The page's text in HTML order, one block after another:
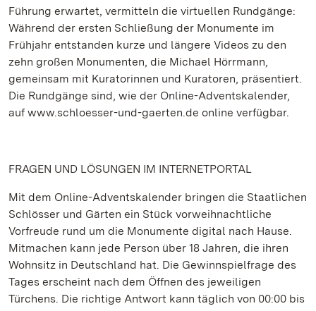
Führung erwartet, vermitteln die virtuellen Rundgänge:
Während der ersten Schließung der Monumente im
Frühjahr entstanden kurze und längere Videos zu den
zehn großen Monumenten, die Michael Hörrmann,
gemeinsam mit Kuratorinnen und Kuratoren, präsentiert.
Die Rundgänge sind, wie der Online-Adventskalender,
auf www.schloesser-und-gaerten.de online verfügbar.
FRAGEN UND LÖSUNGEN IM INTERNETPORTAL
Mit dem Online-Adventskalender bringen die Staatlichen
Schlösser und Gärten ein Stück vorweihnachtliche
Vorfreude rund um die Monumente digital nach Hause.
Mitmachen kann jede Person über 18 Jahren, die ihren
Wohnsitz in Deutschland hat. Die Gewinnspielfrage des
Tages erscheint nach dem Öffnen des jeweiligen
Türchens. Die richtige Antwort kann täglich von 00:00 bis